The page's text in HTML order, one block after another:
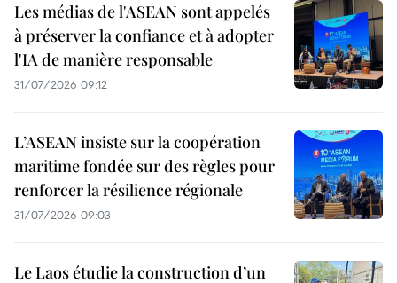
Les médias de l'ASEAN sont appelés
à préserver la confiance et à adopter
l'IA de manière responsable
31/07/2026 09:12
L’ASEAN insiste sur la coopération
maritime fondée sur des règles pour
renforcer la résilience régionale
31/07/2026 09:03
Le Laos étudie la construction d’un